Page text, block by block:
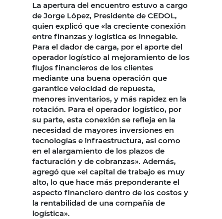
La apertura del encuentro estuvo a cargo
de Jorge López, Presidente de CEDOL,
quien explicó que «la creciente conexión
entre finanzas y logística es innegable.
Para el dador de carga, por el aporte del
operador logístico al mejoramiento de los
flujos financieros de los clientes
mediante una buena operación que
garantice velocidad de repuesta,
menores inventarios, y más rapidez en la
rotación. Para el operador logístico, por
su parte, esta conexión se refleja en la
necesidad de mayores inversiones en
tecnologías e infraestructura, así como
en el alargamiento de los plazos de
facturación y de cobranzas». Además,
agregó que «el capital de trabajo es muy
alto, lo que hace más preponderante el
aspecto financiero dentro de los costos y
la rentabilidad de una compañía de
logística».